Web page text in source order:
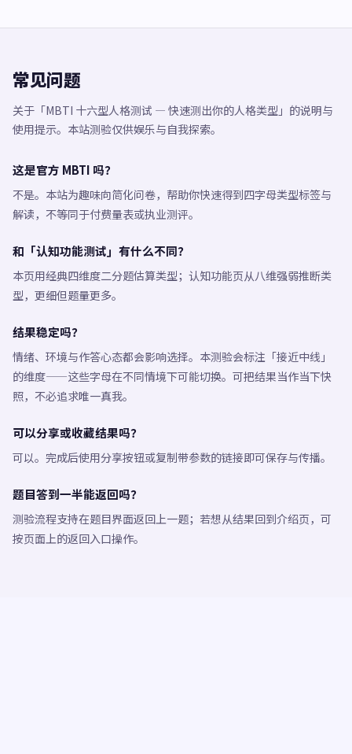
常见问题
关于「MBTI 十六型人格测试 — 快速测出你的人格类型」的说明与
使用提示。本站测验仅供娱乐与自我探索。
这是官方 MBTI 吗？
不是。本站为趣味向简化问卷，帮助你快速得到四字母类型标签与
解读，不等同于付费量表或执业测评。
和「认知功能测试」有什么不同？
本页用经典四维度二分题估算类型；认知功能页从八维强弱推断类
型，更细但题量更多。
结果稳定吗？
情绪、环境与作答心态都会影响选择。本测验会标注「接近中线」
的维度——这些字母在不同情境下可能切换。可把结果当作当下快
照，不必追求唯一真我。
可以分享或收藏结果吗？
可以。完成后使用分享按钮或复制带参数的链接即可保存与传播。
题目答到一半能返回吗？
测验流程支持在题目界面返回上一题；若想从结果回到介绍页，可
按页面上的返回入口操作。